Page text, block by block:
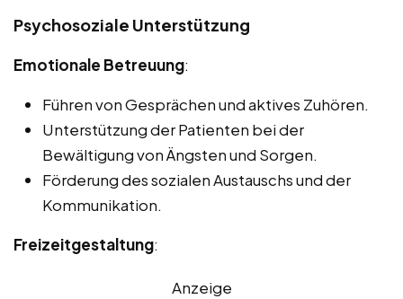
Psychosoziale Unterstützung
Emotionale Betreuung:
Führen von Gesprächen und aktives Zuhören.
Unterstützung der Patienten bei der
Bewältigung von Ängsten und Sorgen.
Förderung des sozialen Austauschs und der
Kommunikation.
Freizeitgestaltung:
Anzeige